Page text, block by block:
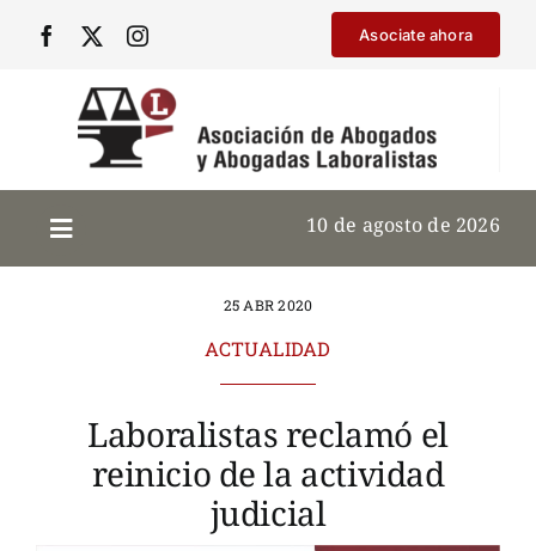
Asociate ahora
10 de agosto de 2026
25 ABR 2020
ACTUALIDAD
Laboralistas reclamó el
reinicio de la actividad
judicial